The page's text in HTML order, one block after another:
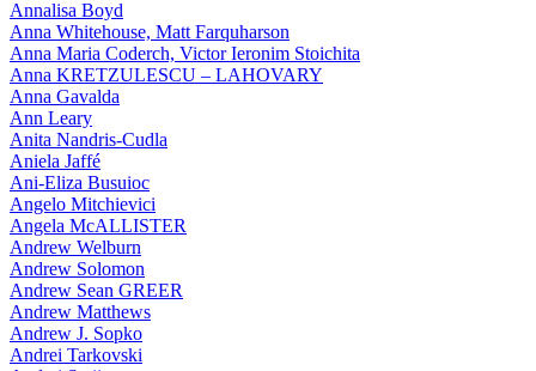
Annalisa Boyd
Anna Whitehouse, Matt Farquharson
Anna Maria Coderch, Victor Ieronim Stoichita
Anna KRETZULESCU – LAHOVARY
Anna Gavalda
Ann Leary
Anita Nandris-Cudla
Aniela Jaffé
Ani-Eliza Busuioc
Angelo Mitchievici
Angela McALLISTER
Andrew Welburn
Andrew Solomon
Andrew Sean GREER
Andrew Matthews
Andrew J. Sopko
Andrei Tarkovski